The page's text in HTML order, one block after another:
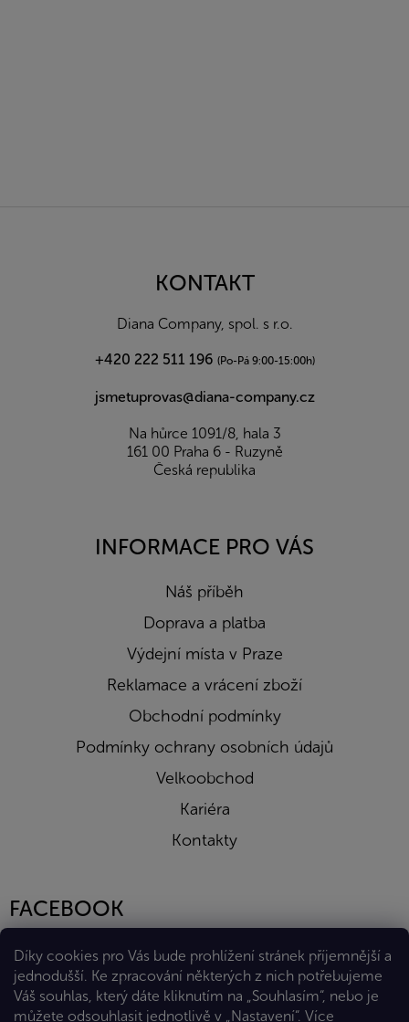
Díky cookies pro Vás bude prohlížení stránek příjemnější a
jednodušší. Ke zpracování některých z nich potřebujeme
Váš souhlas, který dáte kliknutím na „Souhlasím“, nebo je
můžete odsouhlasit jednotlivě v „Nastavení“. Více
KONTAKT
Diana Company, spol. s r.o.
+420 222 511 196 (Po-Pá 9:00-15:00h)
jsmetuprovas@diana-company.cz
Na hůrce 1091/8, hala 3
161 00 Praha 6 - Ruzyně
Česká republika
INFORMACE PRO VÁS
Náš příběh
Doprava a platba
Výdejní místa v Praze
Reklamace a vrácení zboží
Obchodní podmínky
Podmínky ochrany osobních údajů
Velkoobchod
Kariéra
Kontakty
FACEBOOK